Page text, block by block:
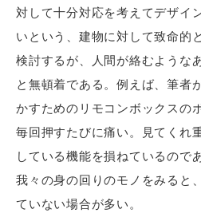
対して十分対応を考えてデザイ
いという、建物に対して致命的
検討するが、人間が絡むような
と無頓着である。例えば、筆者
かすためのリモコンボックスの
毎回押すたびに痛い。見てくれ
している機能を損ねているので
我々の身の回りのモノをみると
ていない場合が多い。